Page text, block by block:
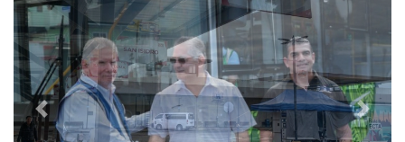
Previous Next